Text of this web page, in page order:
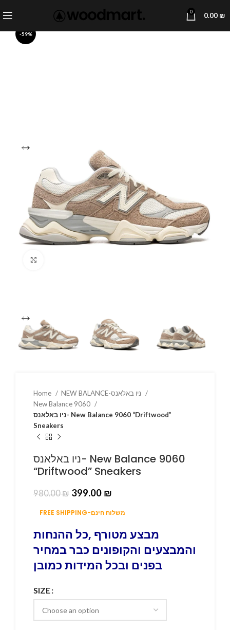
0 0.00 ₪
-59%
Home
New Balance 9060
ניו באלאנס- New Balance 9060 “Driftwood”
Sneakers
ניו באלאנס- New Balance 9060
“Driftwood” Sneakers
980.00₪ 399.00 ₪
FREE SHIPPING-משלוח חינם
מבצע מטורף ,כל ההנחות
והמבצעים והקופונים כבר במחיר
בפנים ובכל המידות כמובן
SIZE